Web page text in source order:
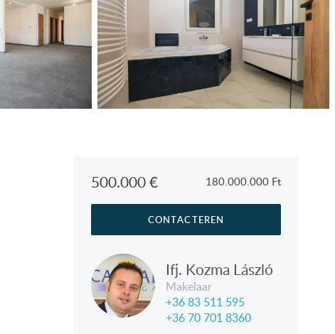
500.000€ 180.000.000 Ft
CONTACTEREN
Ifj. Kozma László
Makelaar
+36 83 511 595
+36 70 701 8360